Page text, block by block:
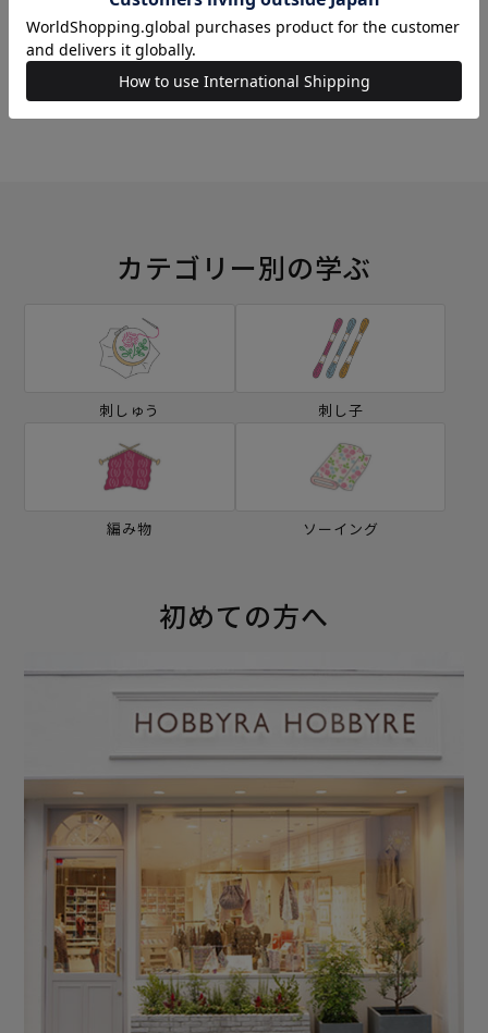
ミシン ソーイングボックス
カテゴリー別の学ぶ
刺しゅう 刺し子
編み物 ソーイング
初めての方へ